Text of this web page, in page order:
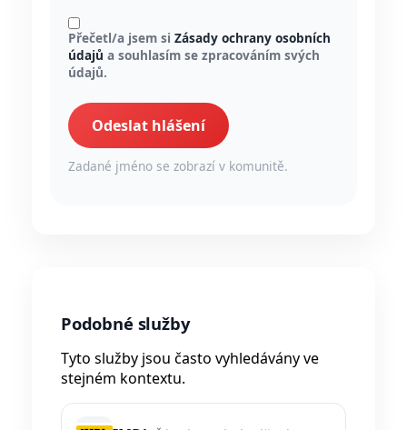
Přečetl/a jsem si Zásady ochrany osobních
údajů a souhlasím se zpracováním svých
údajů.
Odeslat hlášení
Zadané jméno se zobrazí v komunitě.
Podobné služby
Tyto služby jsou často vyhledávány ve
stejném kontextu.